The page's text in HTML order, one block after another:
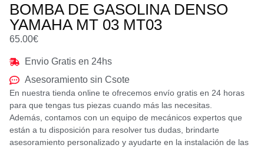
BOMBA DE GASOLINA DENSO
YAMAHA MT 03 MT03
65.00€
Envio Gratis en 24hs
Asesoramiento sin Csote
En nuestra tienda online te ofrecemos envío gratis en 24 horas
para que tengas tus piezas cuando más las necesitas.
Además, contamos con un equipo de mecánicos expertos que
están a tu disposición para resolver tus dudas, brindarte
asesoramiento personalizado y ayudarte en la instalación de las